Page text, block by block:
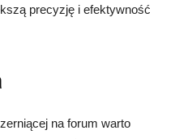
precyzję i efektywność
na forum warto